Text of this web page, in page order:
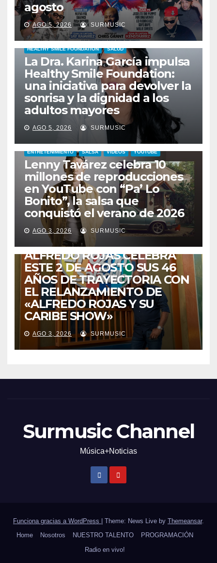
agosto
AGO 5, 2026 SURMUSIC
HEALTHY SMILE FOUNDATION SALUD
La Dra. Karina García impulsa
Healthy Smile Foundation:
una iniciativa para devolver la
sonrisa y la dignidad a los
adultos mayores
AGO 5, 2026 SURMUSIC
ENTRETENIMIENTO SALSA VIDEOS YOUTUBE
Lenny Tavárez celebra 10
millones de reproducciones
en YouTube con “Pa’ Lo
Bonito”, la salsa que
conquistó el verano de 2026
AGO 3, 2026 SURMUSIC
CABIMAS ENTRETENIMIENTO TALENTO ZULIANO
VENEZUELA
DE VUELTA A CASA:
ALFREDO ROJAS CELEBRA
ESTE 2 DE AGOSTO SUS 46
AÑOS DE TRAYECTORIA CON
EL RELANZAMIENTO DE
«ALFREDO ROJAS Y SU
CARIBE SHOW»
AGO 3, 2026 SURMUSIC
Surmusic Channel
Música+Noticias
Funciona gracias a WordPress Theme: News Live by Themeansar.
Home
Nosotros NUESTRO TALENTO
PROGRAMACIÓN
Radio en vivo!